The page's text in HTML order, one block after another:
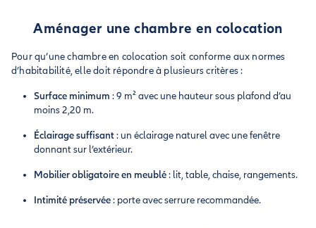
Aménager une chambre en colocation
Pour qu’une chambre en colocation soit conforme aux normes
d’habitabilité, elle doit répondre à plusieurs critères :
Surface minimum : 9 m² avec une hauteur sous plafond d’au
moins 2,20 m.
Éclairage suffisant: un éclairage naturel avec une fenêtre
donnant sur l’extérieur.
Mobilier obligatoire en meublé: lit, table, chaise, rangements.
Intimité préservée: porte avec serrure recommandée.